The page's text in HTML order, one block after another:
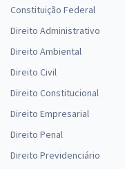
Constituição Federal
Direito Administrativo
Direito Ambiental
Direito Civil
Direito Constitucional
Direito Empresarial
Direito Penal
Direito Previdenciário